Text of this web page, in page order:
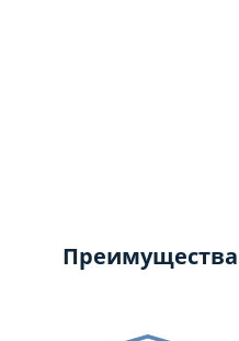
Преимущества